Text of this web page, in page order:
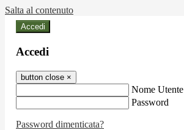
Salta al contenuto
Accedi
Accedi
button close ×
Nome Utente
Password
Password dimenticata?